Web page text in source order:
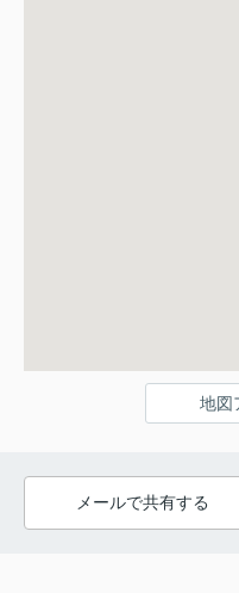
地図
メールで共有する